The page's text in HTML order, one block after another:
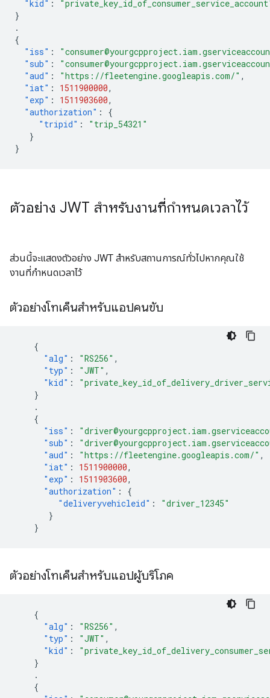
"kid" :
}
.
{
"iss" :
"sub" :
"aud" : "https://fleetengine.googleapis.com/" ,
"iat" : 1511900000,
"exp" : 1511903600,
"authorization" :
{
"tripid" :
"trip_54321"
}
}
ตัวอย่าง JWT สำหรับงานที่กำหนดเวลาไว้
ส่วนนี้จะแสดงตัวอย่าง JWT สำหรับสถานการณ์ทั่วไปหากคุณใช้
งานที่กำหนดเวลาไว้
ตัวอย่างโทเค็นสำหรับแอปคนขับ
{
"alg" : "RS256" ,
"typ" : "JWT" ,
"kid" :
}
.
{
"iss" :
"sub" :
"aud" : "https://fleetengine.googleapis.com/" ,
"iat" : 1511900000,
"exp" : 1511903600,
"authorization" :
{
"deliveryvehicleid" :
"driver_12345"
}
}
ตัวอย่างโทเค็นสำหรับแอปผู้บริโภค
{
"alg" : "RS256" ,
"typ" : "JWT" ,
"kid" :
}
.
{